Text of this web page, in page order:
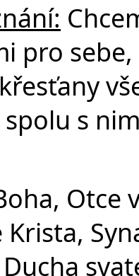
pro
s
Krista,